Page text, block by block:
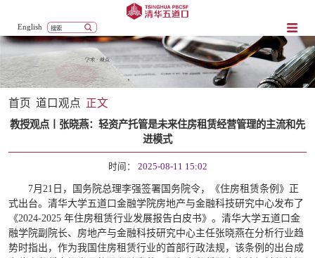
English
首页 道口观点 正文
教授观点丨张晓燕：轻资产托管是未来住房租赁经营管理的主流和先
进模式
时间： 2025-08-11 15:02
7月21日，国务院总理李强签署国务院令，《住房租赁条例》正
式出台。清华大学五道口金融学院房地产与金融科技研究中心发布了
《2024-2025 年住房租赁行业发展报告白皮书》。清华大学五道口金
融学院副院长、房地产与金融科技研究中心主任张晓燕在分析行业趋
势时指出，作为我国住房租赁行业的首部行政法规，该条例的出台成